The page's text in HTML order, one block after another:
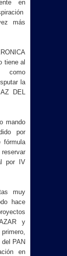
en
más
tiene al
como
la
DEL
mando
por
fórmula
por IV
muy
hace
y
PAN
en